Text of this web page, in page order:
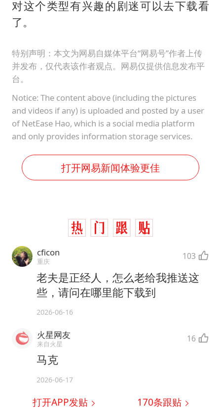
对这个类型有兴趣的剧迷可以去下载看
了。
特别声明：本文为网易自媒体平台“网易号”作者上传
并发布，仅代表该作者观点。网易仅提供信息发布平
台。
Notice: The content above (including the pictures
and videos if any) is uploaded and posted by a user
of NetEase Hao, which is a social media platform
and only provides information storage services.
打开网易新闻体验更佳
cficon
重庆 103
老夫是正经人，怎么老给我推送这
些，请问在哪里能下载到
2026-06-16
火星网友
来自火星 16
马克
2026-06-17
打开APP发贴 170条跟贴